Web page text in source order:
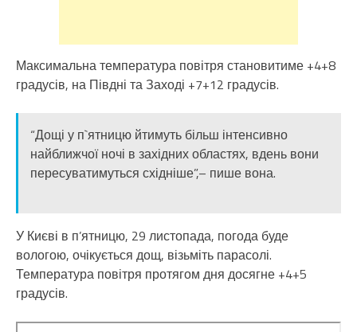
Максимальна температура повітря становитиме +4+8
градусів, на Півдні та Заході +7+12 градусів.
“Дощі у п`ятницю йтимуть більш інтенсивно
найближчої ночі в західних областях, вдень вони
пересуватимуться східніше”,– пише вона.
У Києві в п’ятницю, 29 листопада, погода буде
вологою, очікується дощ, візьміть парасолі.
Температура повітря протягом дня досягне +4+5
градусів.